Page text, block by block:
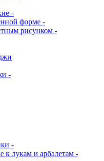
-
форме -
рисунком -
-
-
к лукам и арбалетам -